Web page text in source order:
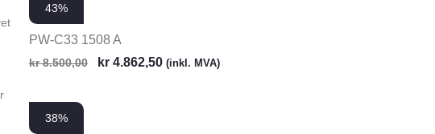
43%
PW-C33 1508 A
kr8.500,00 kr4.862,50 (inkl. MVA)
38%